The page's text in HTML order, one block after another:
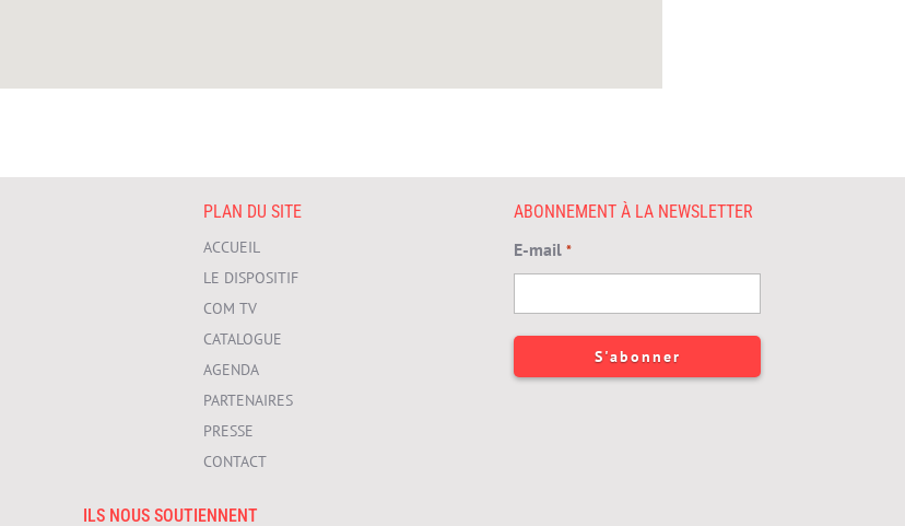
PLAN DU SITE
ACCUEIL
LE DISPOSITIF
COM TV
CATALOGUE
AGENDA
PARTENAIRES
PRESSE
CONTACT
ABONNEMENT À LA NEWSLETTER
E-mail *
ILS NOUS SOUTIENNENT